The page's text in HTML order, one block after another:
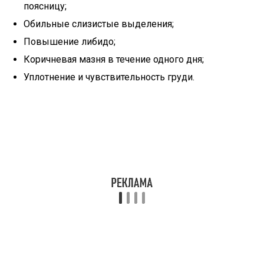
поясницу;
Обильные слизистые выделения;
Повышение либидо;
Коричневая мазня в течение одного дня;
Уплотнение и чувствительность груди.